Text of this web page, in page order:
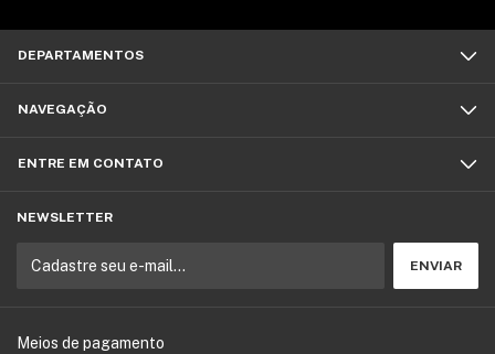
DEPARTAMENTOS
NAVEGAÇÃO
ENTRE EM CONTATO
NEWSLETTER
Meios de pagamento